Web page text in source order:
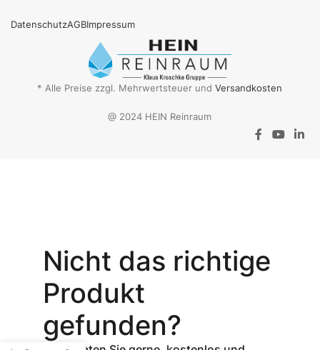
DatenschutzAGBImpressum
* Alle Preise zzgl. Mehrwertsteuer undVersandkosten
@ 2024 HEIN Reinraum
Gutschein-Code
INSPEC30
erhalten Sie
% Rabattauf
den Netto-
Verkaufspreis
aller Produkte
Nicht das richtige
Produkt
gefunden?